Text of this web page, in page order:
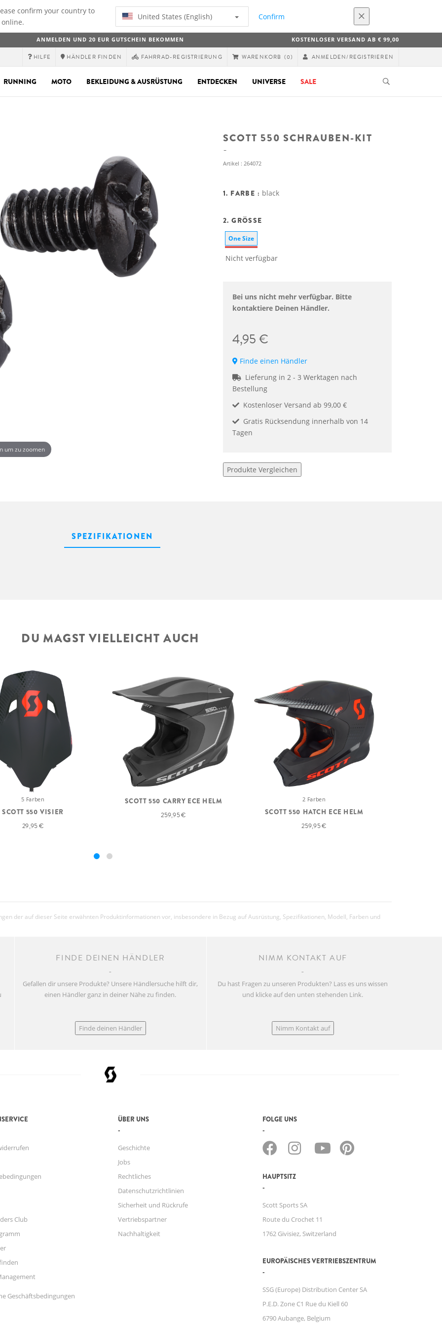
confirm your country to
United States (English) Confirm
ANMELDEN UND 20 EUR GUTSCHEIN BEKOMMEN KOSTENLOSER VERSAND AB € 99,00
HILFE HÄNDLER FINDEN FAHRRAD-REGISTRIERUNG WARENKORB (0) ANMELDEN/REGISTRIEREN
RUNNING MOTO BEKLEIDUNG & AUSRÜSTUNG ENTDECKEN UNIVERSE SALE
SCOTT 550 SCHRAUBEN-KIT
Artikel : 264072
um zu zoomen
1. FARBE : black
2. GRÖSSE
One Size
Nicht verfügbar
Bei uns nicht mehr verfügbar. Bitte
kontaktiere Deinen Händler.
4,95 €
Finde einen Händler
Lieferung in 2 - 3 Werktagen nach
Bestellung
Kostenloser Versand ab 99,00 €
Gratis Rücksendung innerhalb von 14
Tagen
Produkte Vergleichen
SPEZIFIKATIONEN
DU MAGST VIELLEICHT AUCH
5 Farben
SCOTT 550 VISIER
29,95 €
SCOTT 550 CARRY ECE HELM
259,95 €
2 Farben
SCOTT 550 HATCH ECE HELM
259,95 €
der auf dieser Seite erwähnten Produktinformationen vor, insbesondere in Bezug auf Ausrüstung, Spezifikationen, Modell, Farben und
FINDE DEINEN HÄNDLER
Gefallen dir unsere Produkte? Unsere Händlersuche hilft dir,
einen Händler ganz in deiner Nähe zu finden.
Finde deinen Händler
NIMM KONTAKT AUF
Du hast Fragen zu unseren Produkten? Lass es uns wissen
und klicke auf den unten stehenden Link.
Nimm Kontakt auf
Club
Geschäftsbedingungen
ÜBER UNS
Geschichte
Jobs
Rechtliches
Datenschutzrichtlinien
Sicherheit und Rückrufe
Vertriebspartner
Nachhaltigkeit
FOLGE UNS
HAUPTSITZ
Scott Sports SA
Route du Crochet 11
1762 Givisiez, Switzerland
EUROPÄISCHES VERTRIEBSZENTRUM
SSG (Europe) Distribution Center SA
P.E.D. Zone C1 Rue du Kiell 60
6790 Aubange, Belgium